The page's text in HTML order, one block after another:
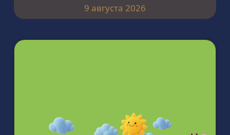
9 августа 2026